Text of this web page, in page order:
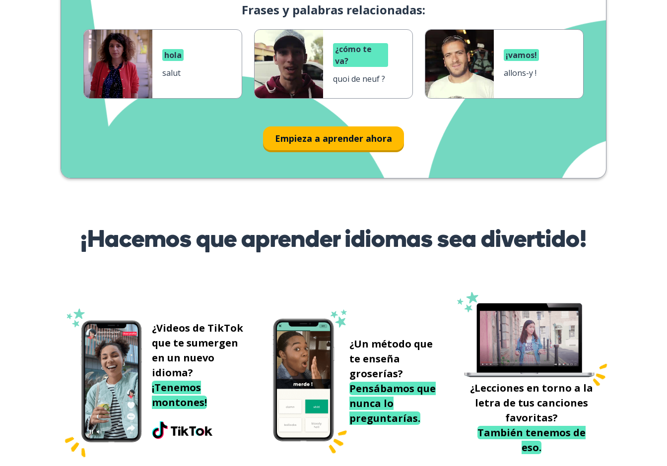
Frases y palabras relacionadas:
hola
salut
¿cómo te
va?
quoi de neuf ?
¡vamos!
allons-y !
Empieza a aprender ahora
¡Hacemos que aprender idiomas sea divertido!
¿Videos de TikTok
que te sumergen
en un nuevo
idioma?
¡Tenemos
montones!
¿Un método que
te enseña
groserías?
Pensábamos que
nunca lo
preguntarías.
¿Lecciones en torno a la
letra de tus canciones
favoritas?
También tenemos de
eso.